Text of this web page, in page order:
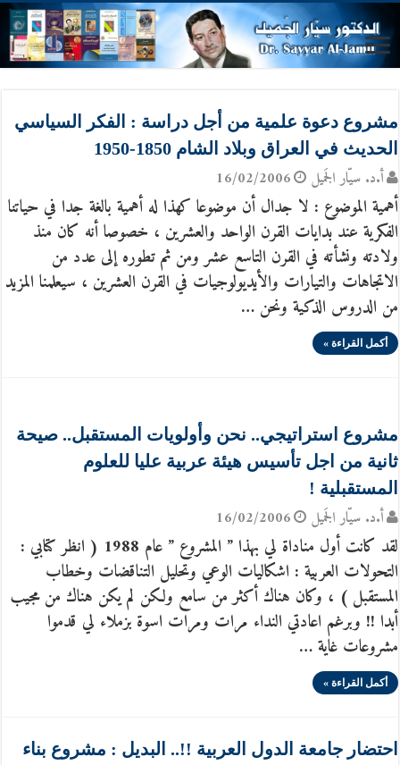
مشروع دعوة علمية من أجل دراسة : الفكر السياسي
الحديث في العراق وبلاد الشام 1850-1950
أ.د. سيّار الجَميل 16/02/2006
أهمية الموضوع : لا جدال أن موضوعا كهذا له أهمية بالغة جدا في حياتنا
الفكرية عند بدايات القرن الواحد والعشرين ، خصوصا أنه كان منذ
ولادته ونشأته في القرن التاسع عشر ومن ثم تطوره إلى عدد من
الاتجاهات والتيارات والأيديولوجيات في القرن العشرين ، سيعلمنا المزيد
من الدروس الذكية ونحن …
أكمل القراءة »
مشروع استراتيجي.. نحن وأولويات المستقبل.. صيحة
ثانية من اجل تأسيس هيئة عربية عليا للعلوم
المستقبلية !
أ.د. سيّار الجَميل 16/02/2006
لقد كانت أول مناداة لي بهذا ” المشروع ” عام 1988 ( انظر كتابي :
التحولات العربية : اشكاليات الوعي وتحليل التناقضات وخطاب
المستقبل ) ، وكان هناك أكثر من سامع ولكن لم يكن هناك من مجيب
أبدا !! وبرغم اعادتي النداء مرات ومرات اسوة بزملاء لي قدموا
مشروعات غاية …
أكمل القراءة »
احتضار جامعة الدول العربية !!.. البديل : مشروع بناء